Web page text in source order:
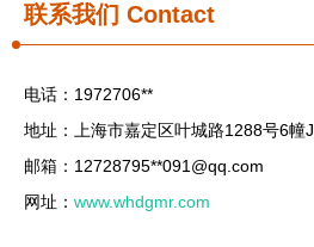
联系我们 Contact
电话：1972706**
地址：上海市嘉定区叶城路1288号6幢J
邮箱：12728795**091@qq.com
网址： www.whdgmr.com